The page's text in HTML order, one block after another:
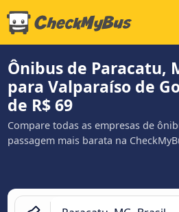
Ônibus de Paracatu,
para Valparaíso de
de R$ 69
Compare todas as empresas de
passagem mais barata na